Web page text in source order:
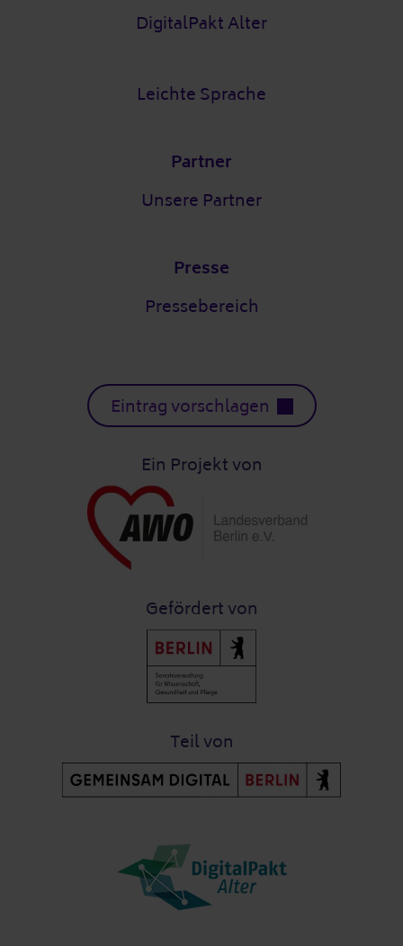
DigitalPakt Alter
Leichte Sprache
Partner
Unsere Partner
Presse
Pressebereich
Eintrag vorschlagen
Ein Projekt von
Gefördert von
Teil von